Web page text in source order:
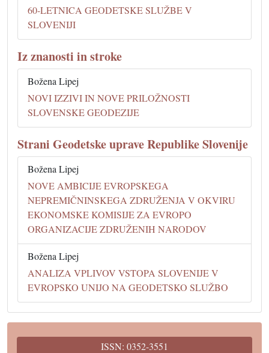
60-LETNICA GEODETSKE SLUŽBE V
SLOVENIJI
Iz znanosti in stroke
Božena Lipej
NOVI IZZIVI IN NOVE PRILOŽNOSTI
SLOVENSKE GEODEZIJE
Strani Geodetske uprave Republike Slovenije
Božena Lipej
NOVE AMBICIJE EVROPSKEGA
NEPREMIČNINSKEGA ZDRUŽENJA V OKVIRU
EKONOMSKE KOMISIJE ZA EVROPO
ORGANIZACIJE ZDRUŽENIH NARODOV
Božena Lipej
ANALIZA VPLIVOV VSTOPA SLOVENIJE V
EVROPSKO UNIJO NA GEODETSKO SLUŽBO
ISSN: 0352-3551